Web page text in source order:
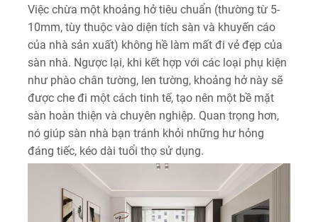
Việc chừa một khoảng hở tiêu chuẩn (thường từ 5-
10mm, tùy thuộc vào diện tích sàn và khuyến cáo
của nhà sản xuất) không hề làm mất đi vẻ đẹp của
sàn nhà. Ngược lại, khi kết hợp với các loại phụ kiện
như phào chân tường, len tường, khoảng hở này sẽ
được che đi một cách tinh tế, tạo nên một bề mặt
sàn hoàn thiện và chuyên nghiệp. Quan trọng hơn,
nó giúp sàn nhà bạn tránh khỏi những hư hỏng
đáng tiếc, kéo dài tuổi thọ sử dụng.